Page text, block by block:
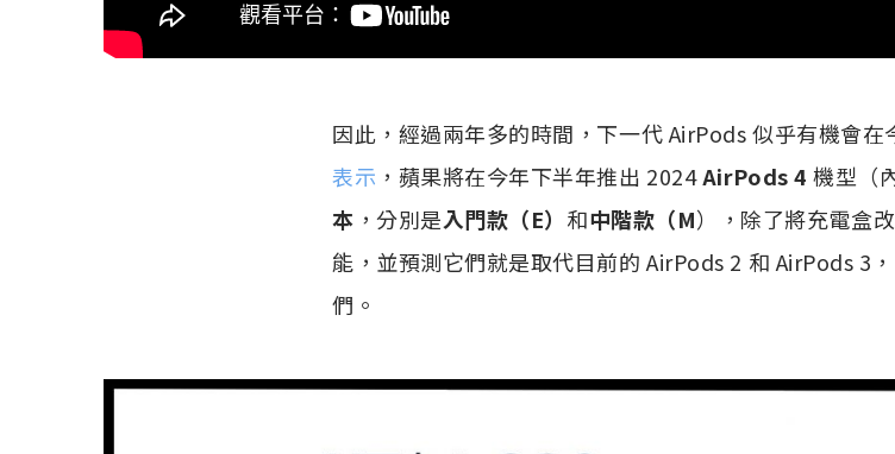
因此，經過兩年多的時間，下一代 AirPods 似乎有機會
表示 ，蘋果將在今年下半年推出 2024AirPods 4 機型（
本 ，分別是入門款（E） 和中階款（M），除了將充電盒
能，並預測它們就是取代目前的 AirPods 2 和 AirPods 3
們。